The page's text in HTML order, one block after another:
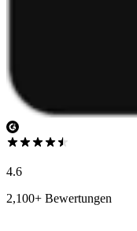
4.6
2,100+ Bewertungen